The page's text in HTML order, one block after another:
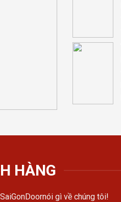
HÀNG
gì về chúng tôi!